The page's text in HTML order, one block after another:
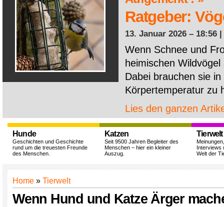
Ratgeber:
13. Januar 2026 – 18:56 |
Wenn Schnee und
heimischen
Dabei brauchen sie
Körpertemperatur zu
Lies den ganzen
Hunde
Geschichten und Geschichte
rund um die treuesten Freunde
des Menschen.
Katzen
Seit 9500 Jahren Begleiter des
Menschen – hier ein kleiner
Auszug.
Tierwelt
Interviews
Welt der
Home » Tierwelt
Wenn Hund und Katze Ärger